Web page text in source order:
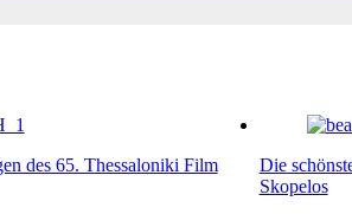
des 65. Thessaloniki Film
Die
Skopelos